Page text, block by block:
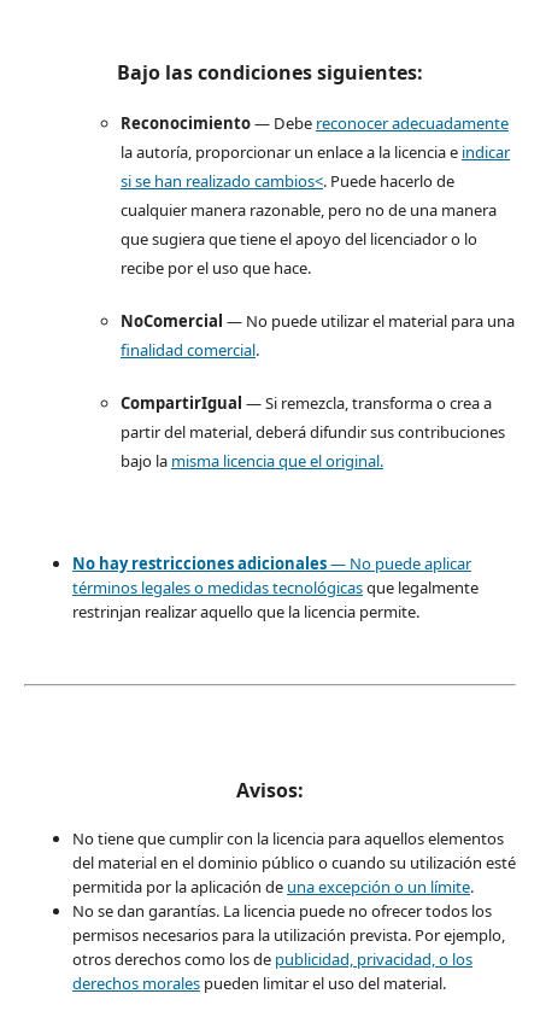
Bajo las condiciones siguientes:
Reconocimiento— Debe reconocer adecuadamente
la autoría, proporcionar un enlace a la licencia e indicar
si se han realizado cambios<. Puede hacerlo de
cualquier manera razonable, pero no de una manera
que sugiera que tiene el apoyo del licenciador o lo
recibe por el uso que hace.
NoComercial — No puede utilizar el material para una
finalidad comercial.
CompartirIgual — Si remezcla, transforma o crea a
partir del material, deberá difundir sus contribuciones
bajo la misma licencia que el original.
No hay restricciones adicionales— No puede aplicar
términos legales o medidas tecnológicasque legalmente
restrinjan realizar aquello que la licencia permite.
Avisos:
No tiene que cumplir con la licencia para aquellos elementos
del material en el dominio público o cuando su utilización esté
permitida por la aplicación de una excepción o un límite.
No se dan garantías. La licencia puede no ofrecer todos los
permisos necesarios para la utilización prevista. Por ejemplo,
otros derechos como los de publicidad, privacidad, o los
derechos moralespueden limitar el uso del material.